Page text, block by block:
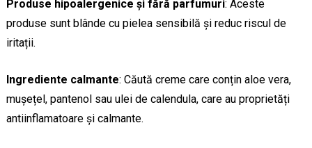
Produse hipoalergenice și fără parfumuri: Aceste
produse sunt blânde cu pielea sensibilă și reduc riscul de
iritații.
Ingrediente calmante: Căută creme care conțin aloe vera,
mușețel, pantenol sau ulei de calendula, care au proprietăți
antiinflamatoare și calmante.